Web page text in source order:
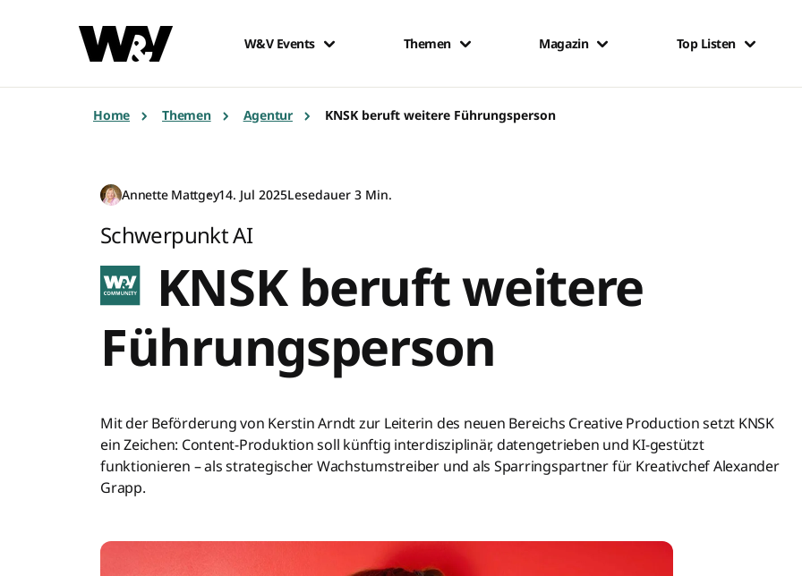
W&V Events Themen Magazin Top Listen
Home Themen Agentur KNSK beruft weitere Führungsperson
Annette Mattgey14. Jul 2025Lesedauer 3 Min.
Schwerpunkt AI
KNSK beruft weitere
Führungsperson
Mit der Beförderung von Kerstin Arndt zur Leiterin des neuen Bereichs Creative Production setzt KNSK
ein Zeichen: Content-Produktion soll künftig interdisziplinär, datengetrieben und KI-gestützt
funktionieren – als strategischer Wachstumstreiber und als Sparringspartner für Kreativchef Alexander
Grapp.